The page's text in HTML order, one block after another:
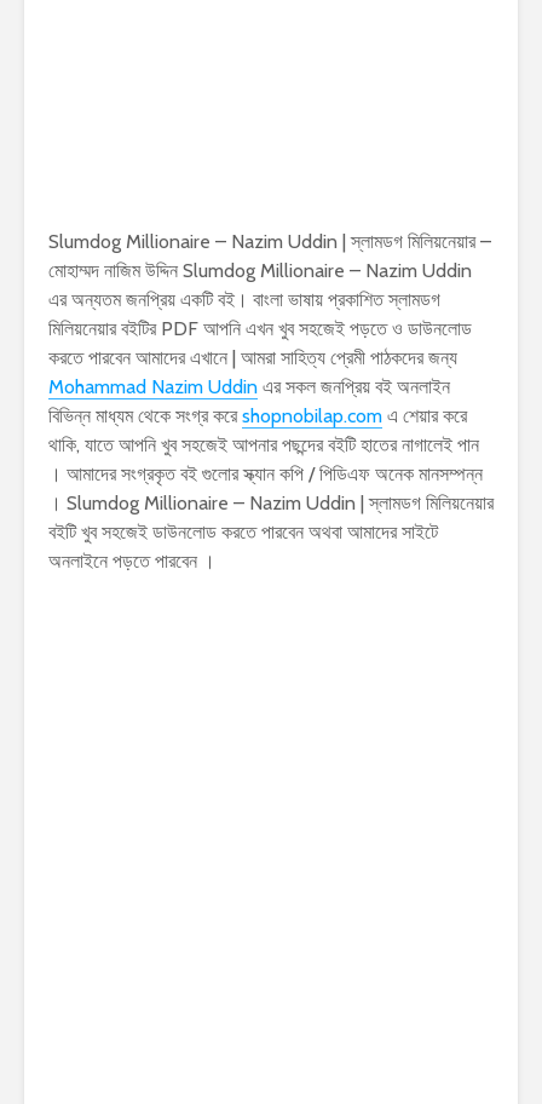
Slumdog Millionaire – Nazim Uddin | স্লামডগ মিলিয়নেয়ার –
মোহাম্মদ নাজিম উদ্দিন Slumdog Millionaire – Nazim Uddin
এর অন্যতম জনপ্রিয় একটি বই। বাংলা ভাষায় প্রকাশিত স্লামডগ
মিলিয়নেয়ার বইটির PDF আপনি এখন খুব সহজেই পড়তে ও ডাউনলোড
করতে পারবেন আমাদের এখানে | আমরা সাহিত্য প্রেমী পাঠকদের জন্য
Mohammad Nazim Uddin এর সকল জনপ্রিয় বই অনলাইন
বিভিন্ন মাধ্যম থেকে সংগ্র করেshopnobilap.com এ শেয়ার করে
থাকি, যাতে আপনি খুব সহজেই আপনার পছন্দের বইটি হাতের নাগালেই পান
। আমাদের সংগ্রকৃত বই গুলোর স্ক্যান কপি / পিডিএফ অনেক মানসম্পন্ন
। Slumdog Millionaire – Nazim Uddin | স্লামডগ মিলিয়নেয়ার
বইটি খুব সহজেই ডাউনলোড করতে পারবেন অথবা আমাদের সাইটে
অনলাইনে পড়তে পারবেন ।